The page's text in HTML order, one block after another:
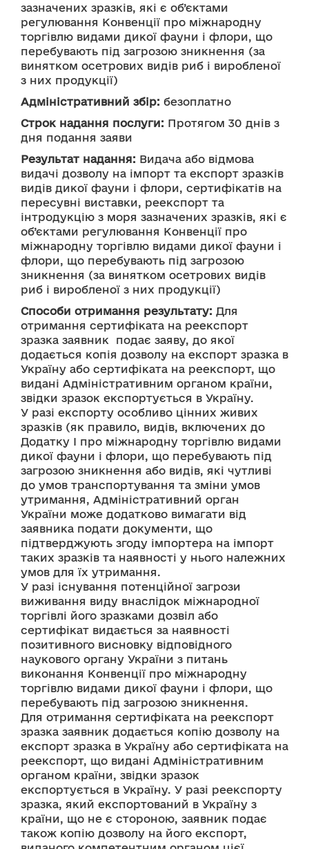
зазначених зразків, які є об’єктами
регулювання Конвенції про міжнародну
торгівлю видами дикої фауни і флори, що
перебувають під загрозою зникнення (за
винятком осетрових видів риб і виробленої
з них продукції)
Адміністративний збір: безоплатно
Строк надання послуги: Протягом 30 днів з
дня подання заяви
Результат надання: Видача або відмова
видачі дозволу на імпорт та експорт зразків
видів дикої фауни і флори, сертифікатів на
пересувні виставки, реекспорт та
інтродукцію з моря зазначених зразків, які є
об’єктами регулювання Конвенції про
міжнародну торгівлю видами дикої фауни і
флори, що перебувають під загрозою
зникнення (за винятком осетрових видів
риб і виробленої з них продукції)
Способи отримання результату: Для
отримання сертифіката на реекспорт
зразка заявник  подає заяву, до якої
додається копія дозволу на експорт зразка в
Україну або сертифіката на реекспорт, що
видані Адміністративним органом країни,
звідки зразок експортується в Україну.
У разі експорту особливо цінних живих
зразків (як правило, видів, включених до
Додатку І про міжнародну торгівлю видами
дикої фауни і флори, що перебувають під
загрозою зникнення або видів, які чутливі
до умов транспортування та зміни умов
утримання, Адміністративний орган
України може додатково вимагати від
заявника подати документи, що
підтверджують згоду імпортера на імпорт
таких зразків та наявності у нього належних
умов для їх утримання.
У разі існування потенційної загрози
виживання виду внаслідок міжнародної
торгівлі його зразками дозвіл або
сертифікат видається за наявності
позитивного висновку відповідного
наукового органу України з питань
виконання Конвенції про міжнародну
торгівлю видами дикої фауни і флори, що
перебувають під загрозою зникнення.
Для отримання сертифіката на реекспорт
зразка заявник додається копію дозволу на
експорт зразка в Україну або сертифіката на
реекспорт, що видані Адміністративним
органом країни, звідки зразок
експортується в Україну. У разі реекспорту
зразка, який експортований в Україну з
країни, що не є стороною, заявник подає
також копію дозволу на його експорт,